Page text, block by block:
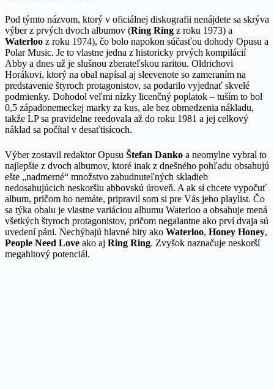
Pod týmto názvom, ktorý v oficiálnej diskografii nenájdete sa skrýva
výber z prvých dvoch albumov (Ring Ring z roku 1973) a
Waterloo z roku 1974), čo bolo napokon súčasťou dohody Opusu a
Polar Music. Je to vlastne jedna z historicky prvých kompilácií
Abby a dnes už je slušnou zberateľskou raritou. Oldrichovi
Horákovi, ktorý na obal napísal aj sleevenote so zameraním na
predstavenie štyroch protagonistov, sa podarilo vyjednať skvelé
podmienky. Dohodol veľmi nízky licenčný poplatok – tuším to bol
0,5 západonemeckej marky za kus, ale bez obmedzenia nákladu,
takže LP sa pravidelne reedovala až do roku 1981 a jej celkový
náklad sa počítal v desaťtisícoch.
Výber zostavil redaktor Opusu Štefan Danko a neomylne vybral to
najlepšie z dvoch albumov, ktoré inak z dnešného pohľadu obsahujú
ešte „nadmerné“ množstvo zabudnuteľných skladieb
nedosahujúcich neskoršiu abbovskú úroveň. A ak si chcete vypočuť
album, pričom ho nemáte, pripravil som si pre Vás jeho playlist. Čo
sa týka obalu je vlastne variáciou albumu Waterloo a obsahuje mená
všetkých štyroch protagonistov, pričom negalantne ako prví dvaja sú
uvedení páni. Nechýbajú hlavné hity ako Waterloo, Honey Honey,
People Need Love ako aj Ring Ring. Zvyšok naznačuje neskorší
megahitový potenciál.